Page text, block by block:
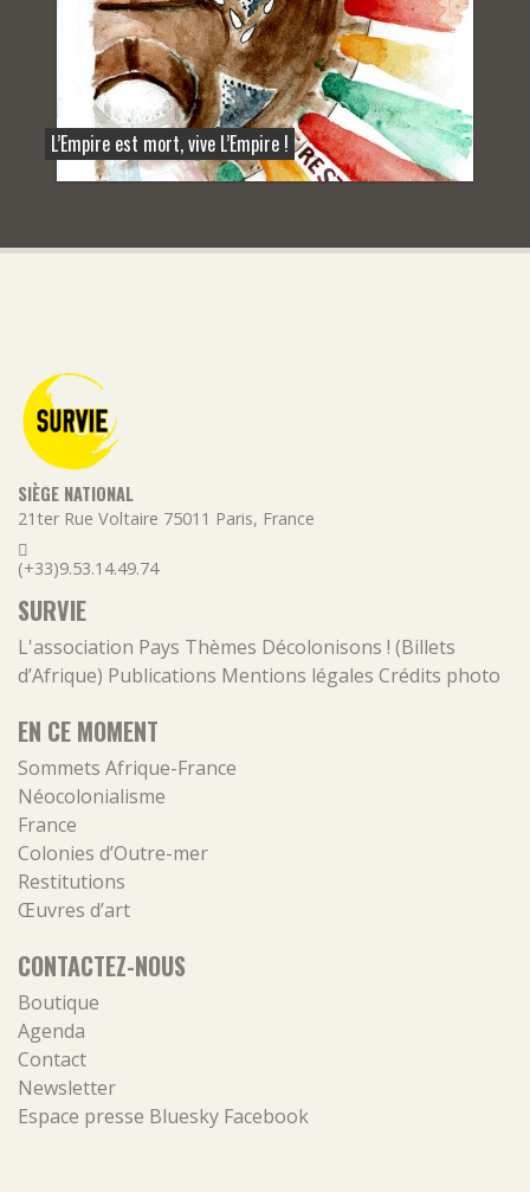
L’Empire est mort, vive L’Empire !
SIÈGE NATIONAL
21ter Rue Voltaire 75011 Paris, France
(+33)9.53.14.49.74
SURVIE
L'association Pays Thèmes Décolonisons ! (Billets
d’Afrique) Publications Mentions légales Crédits photo
EN CE MOMENT
Sommets Afrique-France
Néocolonialisme
France
Colonies d’Outre-mer
Restitutions
Œuvres d’art
CONTACTEZ-NOUS
Boutique
Agenda
Contact
Newsletter
Espace presse Bluesky Facebook